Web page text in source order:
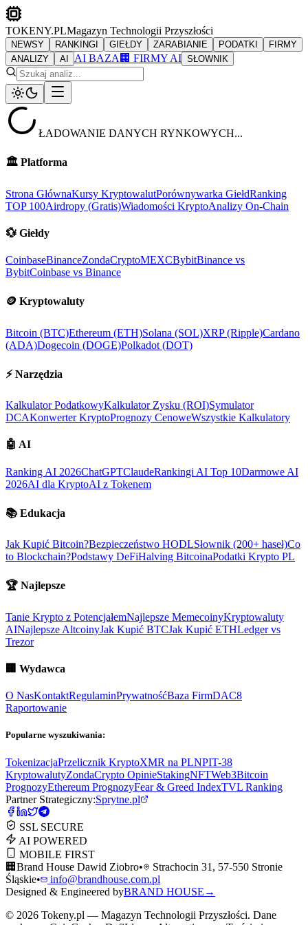
TOKENY.PLMagazyn Technologii Przyszłości
NEWSY RANKINGI GIEŁDY ZARABIANIE PODATKI
FIRMY
ANALIZY
AI AI BAZA 🏢 FIRMY AI SŁOWNIK
ŁADOWANIE DANYCH RYNKOWYCH...
🏛️ Platforma
Strona GłównaKursy KryptowalutPorównywarka GiełdRanking
TOP 100Airdropy (Gratis)Wiadomości KryptoAnalizy On-Chain
💱 Giełdy
CoinbaseBinanceZondaCryptoMEXCBybitBinance vs
BybitCoinbase vs Binance
🪙 Kryptowaluty
Bitcoin (BTC)Ethereum (ETH)Solana (SOL)XRP (Ripple)Cardano
(ADA)Dogecoin (DOGE)Polkadot (DOT)
⚡ Narzędzia
Kalkulator PodatkowyKalkulator Zysku (ROI)Symulator
DCAKonwerter KryptoPrognozy CenoweWszystkie Kalkulatory
🤖 AI
Ranking AI 2026ChatGPTClaudeRankingi AI Top 10Darmowe AI
2026AI dla KryptoAI z Tokenem
📚 Edukacja
Jak Kupić Bitcoin?Bezpieczeństwo HODLSłownik (200+ haseł)Co
to Blockchain?Podstawy DeFiHalving BitcoinaPodatki Krypto PL
🏆 Najlepsze
Tanie Krypto z PotencjałemNajlepsze MemecoinyKryptowaluty
AINajlepsze AltcoinyJak Kupić BTCJak Kupić ETHLedger vs
Trezor
🏢 Wydawca
O NasKontaktRegulaminPrywatnośćBaza FirmDAC8
Raportowanie
Popularne wyszukiwania:
TokenizacjaPrzelicznik KryptoXMR na PLNPIT-38
KryptowalutyZondaCrypto OpinieStakingNFTWeb3Bitcoin
PrognozyEthereum PrognozyFear & Greed IndexTVL Ranking
Partner Strategiczny:Sprytne.pl
SSL SECURE
AI POWERED
MOBILE FIRST
🏢 Brand House Dawid Ziobro•
Strachocin 31, 57-550 Stronie
Śląskie•
info@brandhouse.com.pl
Designed & Engineered byBRAND HOUSE →
© 2026 Tokeny.pl — Magazyn Technologii Przyszłości. Dane